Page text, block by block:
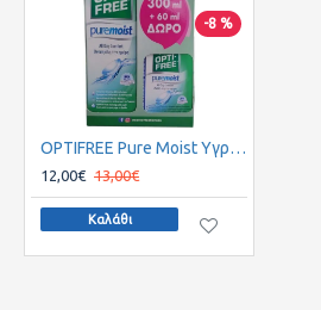
-8 %
OPTIFREE Pure Moist Υγρό Καθαρισμού 300ml + 60ml ΔΩΡΟ
12,00€ 13,00€
Καλάθι